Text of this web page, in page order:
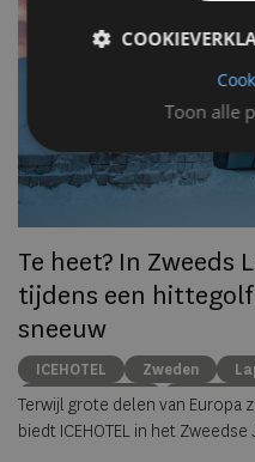
Te heet? In Zweeds
tijdens een
sneeuw
ICEHOTEL Zweden
summer travel
Arctische
Terwijl grote delen van
biedt ICEHOTEL in het
Toon alle